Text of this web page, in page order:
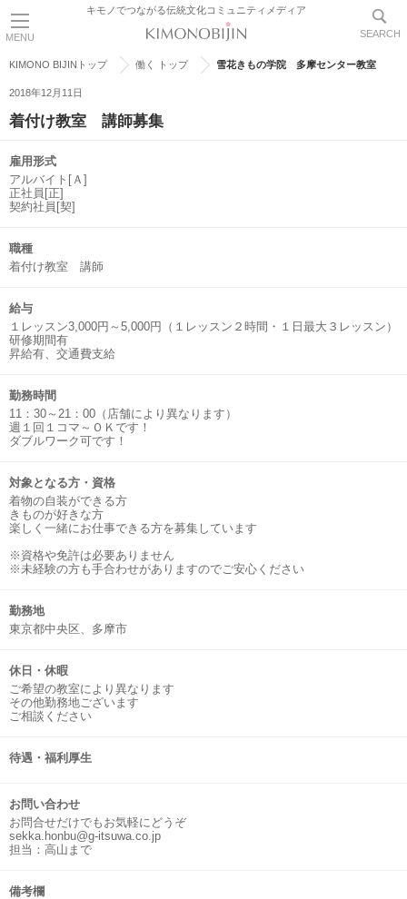
KIMONO BIJINトップ 働く トップ 雪花きもの学院 多摩センター教室
2018年12月11日
着付け教室 講師募集
雇用形式
アルバイト[Ａ]
正社員[正]
契約社員[契]
職種
着付け教室 講師
給与
１レッスン3,000円～5,000円（１レッスン２時間・１日最大３レッスン）
研修期間有
昇給有、交通費支給
勤務時間
11：30～21：00（店舗により異なります）
週１回１コマ～ＯＫです！
ダブルワーク可です！
対象となる方・資格
着物の自装ができる方
きものが好きな方
楽しく一緒にお仕事できる方を募集しています
※資格や免許は必要ありません
※未経験の方も手合わせがありますのでご安心ください
勤務地
東京都中央区、多摩市
休日・休暇
ご希望の教室により異なります
その他勤務地ございます
ご相談ください
待遇・福利厚生
お問い合わせ
お問合せだけでもお気軽にどうぞ
sekka.honbu@g-itsuwa.co.jp
担当：高山まで
備考欄
MENU
キモノでつながる伝統文化コミュニティメディア
SEARCH